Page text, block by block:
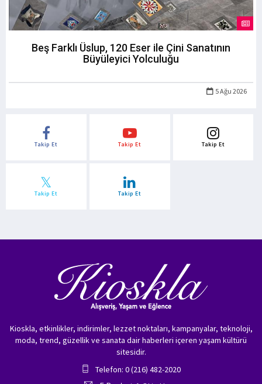
Beş Farklı Üslup, 120 Eser ile Çini Sanatının
Büyüleyici Yolculuğu
5 Ağu 2026
Takip Et Takip Et Takip Et
Takip Et Takip Et
Kioskla, etkinlikler, indirimler, lezzet noktaları, kampanyalar, teknoloji,
moda, trend, güzellik ve sanata dair haberleri içeren yaşam kültürü
sitesidir.
Telefon: 0 (216) 482-2020